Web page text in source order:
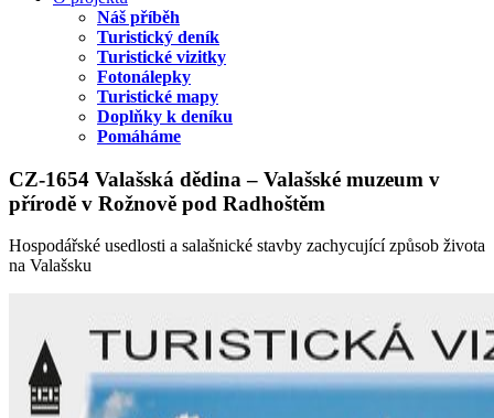
Náš příběh
Turistický deník
Turistické vizitky
Fotonálepky
Turistické mapy
Doplňky k deníku
Pomáháme
CZ-1654 Valašská dědina – Valašské muzeum v
přírodě v Rožnově pod Radhoštěm
Hospodářské usedlosti a salašnické stavby zachycující způsob života
na Valašsku